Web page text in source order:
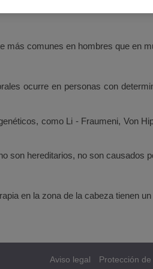
más comunes en hombres que en
ocurre en personas con
como Li - Fraumeni, Von
son hereditarios, no son causados
en la zona de la cabeza tienen
Aviso legal Protección de